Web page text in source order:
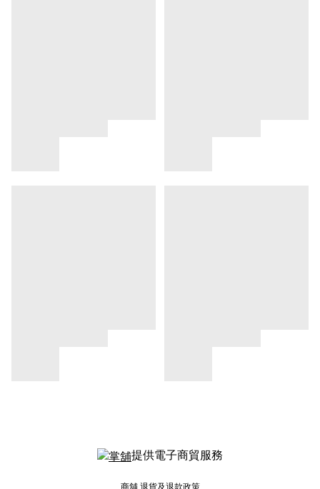
提供電子商貿服務
商舖 退貨及退款政策